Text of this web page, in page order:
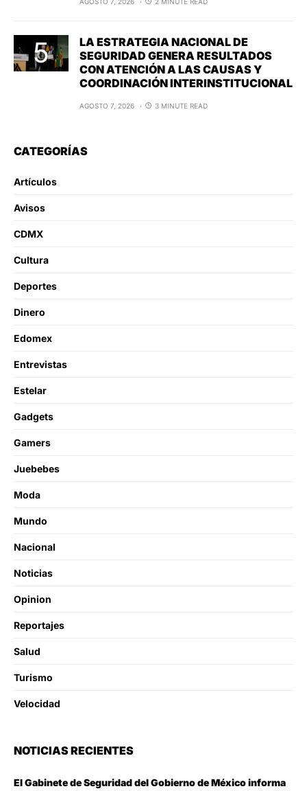
LA ESTRATEGIA NACIONAL DE
SEGURIDAD GENERA RESULTADOS
CON ATENCIÓN A LAS CAUSAS Y
COORDINACIÓN INTERINSTITUCIONAL
AGOSTO 7, 2026 3 MINUTE READ
CATEGORÍAS
Artículos
Avisos
CDMX
Cultura
Deportes
Dinero
Edomex
Entrevistas
Estelar
Gadgets
Gamers
Juebebes
Moda
Mundo
Nacional
Noticias
Opinion
Reportajes
Salud
Turismo
Velocidad
NOTICIAS RECIENTES
El Gabinete de Seguridad del Gobierno de México informa